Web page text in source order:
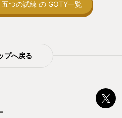
ん！このゲーム
向けか？という
型のローグライ
をクリアしたら
う気持ちを揺る
つの試練 の GOTY一覧
プへ戻る